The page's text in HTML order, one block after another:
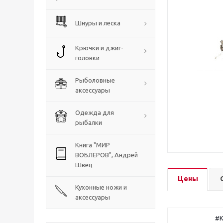
Шнуры и леска
Крючки и джиг-
головки
Рыболовные
аксессуары
Одежда для
рыбалки
Книга "МИР
ВОБЛЕРОВ", Андрей
Швец
Кухонные ножи и
аксессуары
Цены